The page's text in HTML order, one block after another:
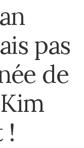
pas
de
!